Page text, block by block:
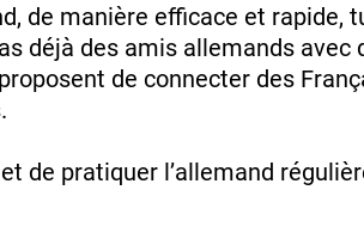
de manière efficace et rapide,
déjà des amis allemands avec
de connecter des
de pratiquer l’allemand